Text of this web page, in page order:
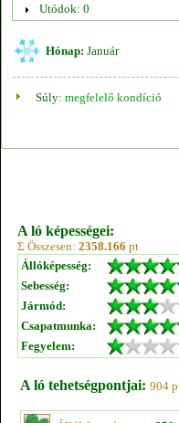
Utódok: 0
Hónap: Január
Súly: megfelelő kondíció
A ló képességei:
Σ Összesen: 2358.166 pt
Állóképesség:
Sebesség:
Jármód:
Csapatmunka:
Fegyelem:
A ló tehetségpontjai: 904